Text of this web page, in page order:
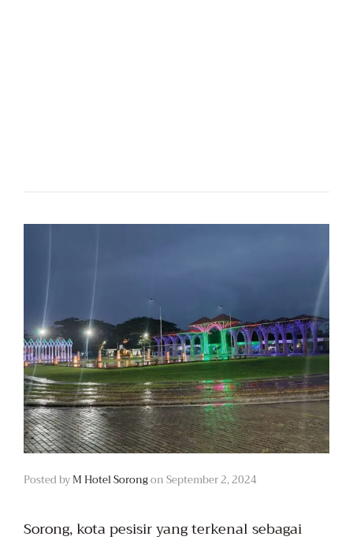
Posted byM Hotel SorongonSeptember 2, 2024
Sorong, kota pesisir yang terkenal sebagai